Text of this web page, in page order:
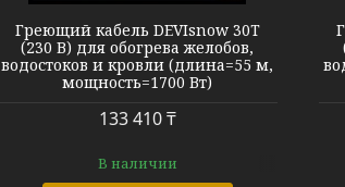
Греющий кабель DEVIsnow 30T
(230 В) для обогрева желобов,
водостоков и кровли (длина=55 м,
мощность=1700 Вт)
133 410 ₸
В наличии